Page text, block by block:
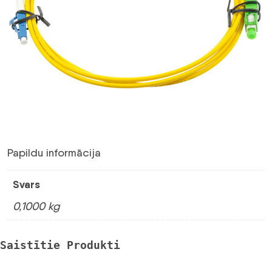
Papildu informācija
Svars
0,1000 kg
Saistītie Produkti